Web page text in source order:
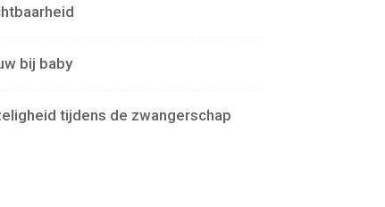
bij baby
tijdens de zwangerschap